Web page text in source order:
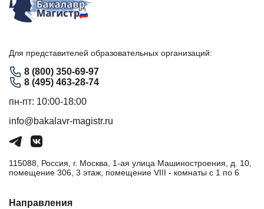
Для представителей образовательных организаций:
8 (800) 350-69-97
8 (495) 463-28-74
пн-пт: 10:00-18:00
info@bakalavr-magistr.ru
115088, Россия, г. Москва, 1-ая улица Машиностроения, д. 10,
помещение 306, 3 этаж, помещение VIII - комнаты с 1 по 6
Направления